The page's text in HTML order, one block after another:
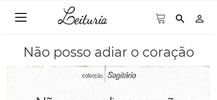
search person_outline
Não posso adiar o coração